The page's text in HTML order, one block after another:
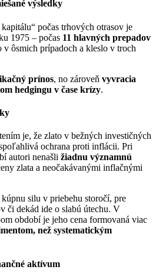
výsledky
počas trhových otrasov je
1975 – počas 11 hlavných prepadov
v ôsmich prípadoch a kleslo v troch
prínos, no zároveň vyvracia
hedgingu v čase krízy.
je, že zlato v bežných investičných
ochrana proti inflácii. Pri
autori nenašli žiadnu významnú
zlata a neočakávanými inflačnými
silu v priebehu storočí, pre
či dekád ide o slabú útechu. V
období je jeho cena formovaná viac
než systematickým
aktívum